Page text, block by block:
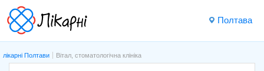
Полтава
лікарні Полтави Вітал, стоматологічна клініка